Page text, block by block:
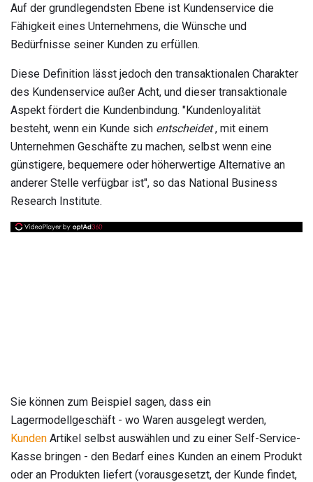
Auf der grundlegendsten Ebene ist Kundenservice die
Fähigkeit eines Unternehmens, die Wünsche und
Bedürfnisse seiner Kunden zu erfüllen.
Diese Definition lässt jedoch den transaktionalen Charakter
des Kundenservice außer Acht, und dieser transaktionale
Aspekt fördert die Kundenbindung. "Kundenloyalität
besteht, wenn ein Kunde sich entscheidet, mit einem
Unternehmen Geschäfte zu machen, selbst wenn eine
günstigere, bequemere oder höherwertige Alternative an
anderer Stelle verfügbar ist", so das National Business
Research Institute.
Sie können zum Beispiel sagen, dass ein
Lagermodellgeschäft - wo Waren ausgelegt werden,
Kunden Artikel selbst auswählen und zu einer Self-Service-
Kasse bringen - den Bedarf eines Kunden an einem Produkt
oder an Produkten liefert (vorausgesetzt, der Kunde findet,